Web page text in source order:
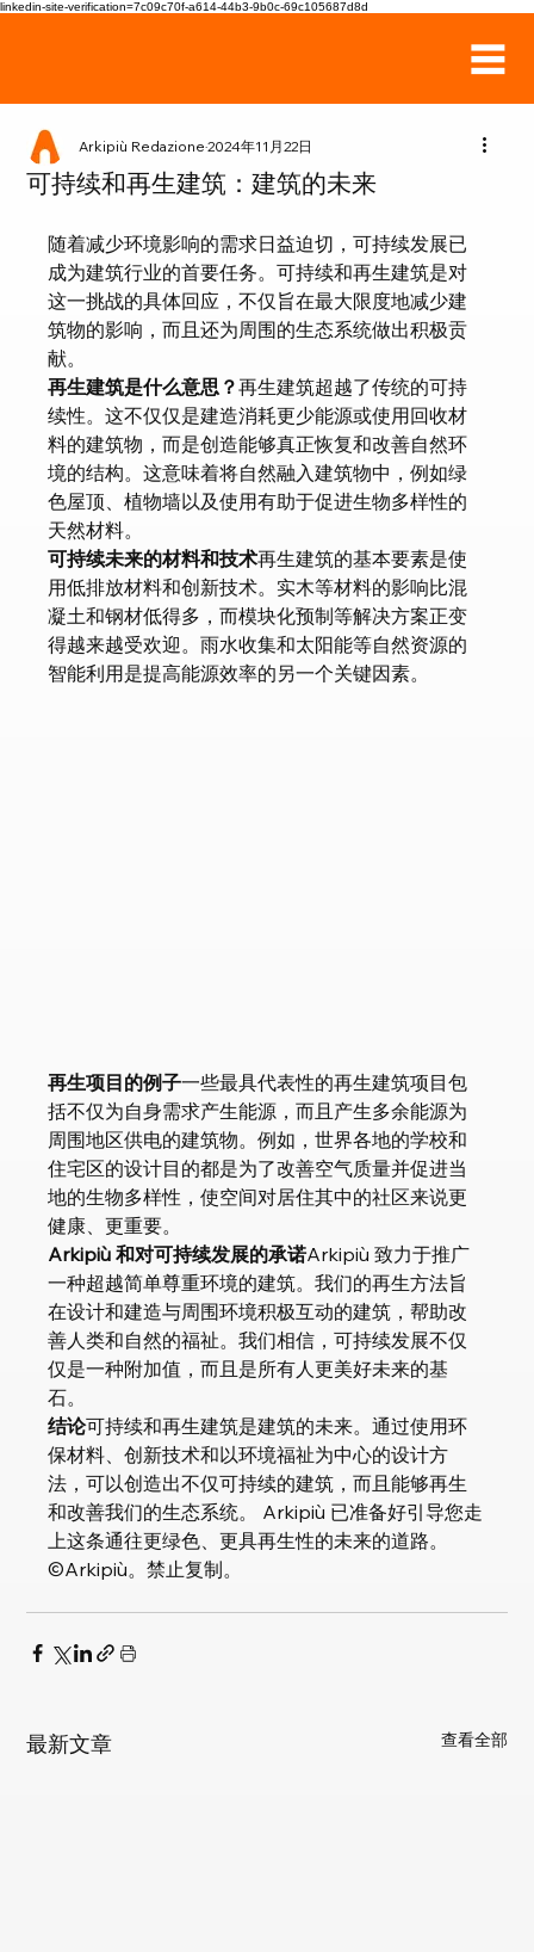
linkedin-site-verification=7c09c70f-a614-44b3-9b0c-69c105687d8d
可持续和再生建筑：建筑的未来
Arkipiù Redazione2024年11月22日
随着减少环境影响的需求日益迫切，可持续发展已
成为建筑行业的首要任务。可持续和再生建筑是对
这一挑战的具体回应，不仅旨在最大限度地减少建
筑物的影响，而且还为周围的生态系统做出积极贡
献。
再生建筑是什么意思？再生建筑超越了传统的可持
续性。这不仅仅是建造消耗更少能源或使用回收材
料的建筑物，而是创造能够真正恢复和改善自然环
境的结构。这意味着将自然融入建筑物中，例如绿
色屋顶、植物墙以及使用有助于促进生物多样性的
天然材料。
可持续未来的材料和技术再生建筑的基本要素是使
用低排放材料和创新技术。实木等材料的影响比混
凝土和钢材低得多，而模块化预制等解决方案正变
得越来越受欢迎。雨水收集和太阳能等自然资源的
智能利用是提高能源效率的另一个关键因素。
再生项目的例子一些最具代表性的再生建筑项目包
括不仅为自身需求产生能源，而且产生多余能源为
周围地区供电的建筑物。例如，世界各地的学校和
住宅区的设计目的都是为了改善空气质量并促进当
地的生物多样性，使空间对居住其中的社区来说更
健康、更重要。
Arkipiù 和对可持续发展的承诺Arkipiù 致力于推广
一种超越简单尊重环境的建筑。我们的再生方法旨
在设计和建造与周围环境积极互动的建筑，帮助改
善人类和自然的福祉。我们相信，可持续发展不仅
仅是一种附加值，而且是所有人更美好未来的基
石。
结论可持续和再生建筑是建筑的未来。通过使用环
保材料、创新技术和以环境福祉为中心的设计方
法，可以创造出不仅可持续的建筑，而且能够再生
和改善我们的生态系统。 Arkipiù 已准备好引导您走
上这条通往更绿色、更具再生性的未来的道路。
©Arkipiù。禁止复制。
最新文章 查看全部